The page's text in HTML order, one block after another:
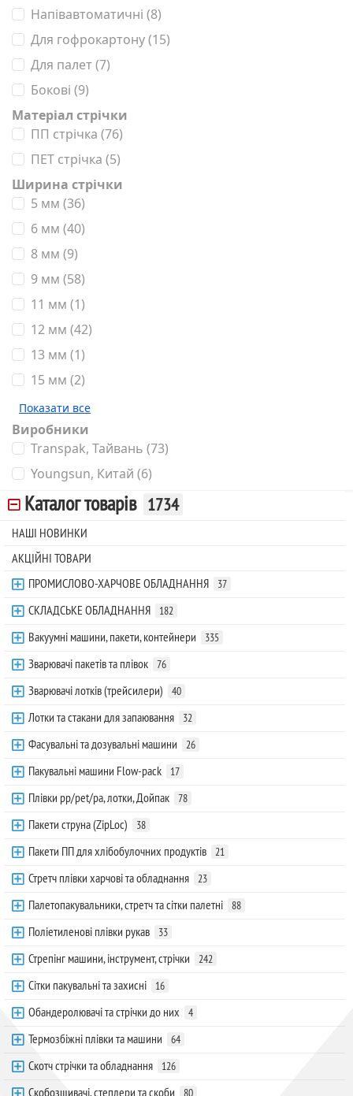
Напівавтоматичні (8)
Для гофрокартону(15)
Для палет(7)
Бокові (9)
Матеріал стрічки
ПП стрічка (76)
ПЕТ стрічка (5)
Ширина стрічки
5 мм (36)
6 мм (40)
8 мм (9)
9 мм (58)
11 мм (1)
12 мм (42)
13 мм (1)
15 мм (2)
Показати все
Виробники
Transpak, Тайвань (73)
Youngsun, Китай (6)
Каталог товарів 1734
НАШІ НОВИНКИ
АКЦІЙНІ ТОВАРИ
ПРОМИСЛОВО-ХАРЧОВЕ ОБЛАДНАННЯ
37
СКЛАДСЬКЕ ОБЛАДНАННЯ 182
Вакуумні машини, пакети, контейнери 335
Зварювачі пакетів та плівок 76
Зварювачі лотків (трейсилери) 40
Лотки та стакани для запаювання 32
Фасувальні та дозувальні машини 26
Пакувальні машини Flow-pack 17
Плівки pp/pet/pa, лотки, Дойпак 78
Пакети струна (ZipLoc) 38
Пакети ПП для хлібобулочних продуктів 21
Стретч плівки харчові та обладнання 23
Палетопакувальники, стретч та сітки палетні 88
Поліетиленові плівки рукав 33
Стрепінг машини, інструмент, стрічки 242
Сітки пакувальні та захисні 16
Обандеролювачі та стрічки до них 4
Термозбіжні плівки та машини 64
Скотч стрічки та обладнання 126
Скобозшивачі, степлери та скоби 80